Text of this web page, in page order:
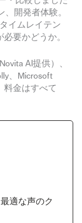
開発者体験。
イムレイテン
要かどうか。
AI提供）、
、Microsoft
料金はすべて
適な声のク